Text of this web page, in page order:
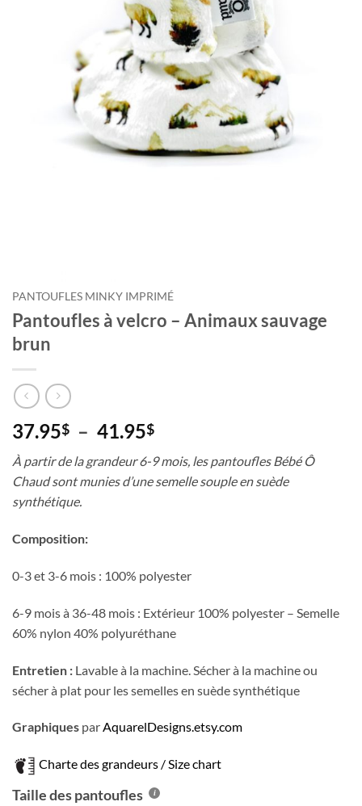
PANTOUFLES MINKY IMPRIMÉ
Pantoufles à velcro – Animaux sauvage
brun
37.95$ – 41.95$Plage
prix :
37.95$
À partir de la grandeur 6-9 mois, les pantoufles Bébé Ô
Chaud sont munies d’une semelle souple en suède
synthétique.
Composition:
0-3 et 3-6 mois : 100% polyester
6-9 mois à 36-48 mois : Extérieur 100% polyester – Semelle
60% nylon 40% polyuréthane
Entretien : Lavable à la machine. Sécher à la machine ou
sécher à plat pour les semelles en suède synthétique
Graphiques parAquarelDesigns.etsy.com
Charte des grandeurs / Size chart
Taille des pantoufles